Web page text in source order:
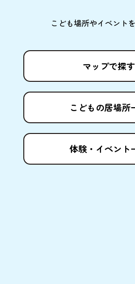
こども場所やイベントを
マップで探す
こどもの居場所
体験 ・イベント